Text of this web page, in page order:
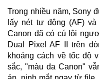
Trong nhiều năm, Sony
lấy nét tự động (AF)
Canon đã có cú lội
Dual Pixel AF II trên
khoảng cách về tốc độ
sắc, "màu da Canon"